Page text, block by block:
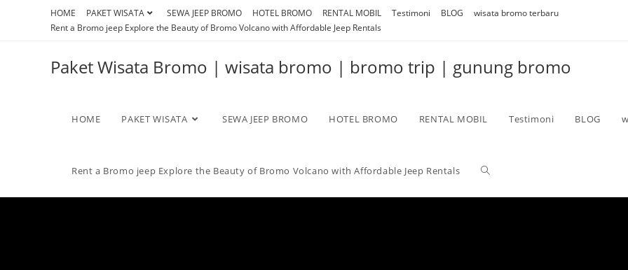
HOME PAKET WISATA SEWA JEEP BROMO HOTEL BROMO RENTAL MOBIL Testimoni BLOG
wisata bromo terbaru
Rent a Bromo jeep Explore the Beauty of Bromo Volcano with Affordable Jeep Rentals
Paket Wisata Bromo | wisata bromo | bromo trip | gunung bromo
HOME PAKET WISATA SEWA JEEP BROMO HOTEL BROMO RENTAL MOBIL Testimoni BLOG
Rent a Bromo jeep Explore the Beauty of Bromo Volcano with Affordable Jeep Rentals